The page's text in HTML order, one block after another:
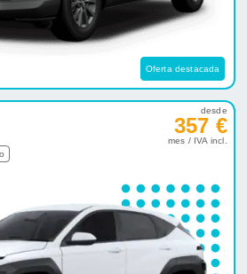
Oferta destacada
desde
357 €
mes / IVA incl.